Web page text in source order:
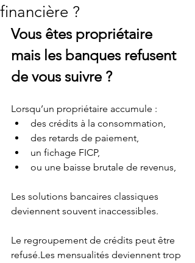
financière ?
Vous êtes propriétaire
mais les banques refusent
de vous suivre ?
Lorsqu’un propriétaire accumule :
des crédits à la consommation,
des retards de paiement,
un fichage FICP,
ou une baisse brutale de revenus,
Les solutions bancaires classiques
deviennent souvent inaccessibles.
Le regroupement de crédits peut être
refusé.Les mensualités deviennent trop